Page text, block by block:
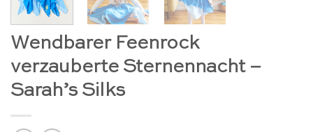
Wendbarer Feenrock
verzauberte Sternennacht –
Sarah’s Silks